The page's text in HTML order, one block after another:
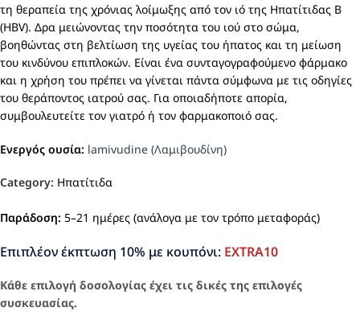
τη θεραπεία της χρόνιας λοίμωξης από τον ιό της Ηπατίτιδας Β
(HBV). Δρα μειώνοντας την ποσότητα του ιού στο σώμα,
βοηθώντας στη βελτίωση της υγείας του ήπατος και τη μείωση
του κινδύνου επιπλοκών. Είναι ένα συνταγογραφούμενο φάρμακο
και η χρήση του πρέπει να γίνεται πάντα σύμφωνα με τις οδηγίες
του θεράποντος ιατρού σας. Για οποιαδήποτε απορία,
συμβουλευτείτε τον γιατρό ή τον φαρμακοποιό σας.
Ενεργός ουσία: lamivudine (Λαμιβουδίνη)
Category: Ηπατίτιδα
Παράδοση: 5–21 ημέρες (ανάλογα με τον τρόπο μεταφοράς)
Επιπλέον έκπτωση 10% με κουπόνι: EXTRA10
Κάθε επιλογή δοσολογίας έχει τις δικές της επιλογές
συσκευασίας.